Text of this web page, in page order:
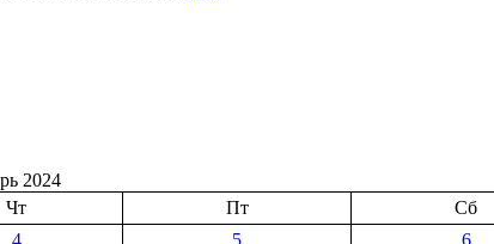
2024
Чт Пт Сб
4 5 6